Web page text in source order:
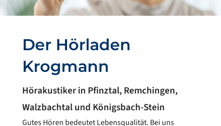
Der Hörladen
Krogmann
Hörakustiker in Pfinztal, Remchingen,
Walzbachtal und Königsbach-Stein
Gutes Hören bedeutet Lebensqualität. Bei uns